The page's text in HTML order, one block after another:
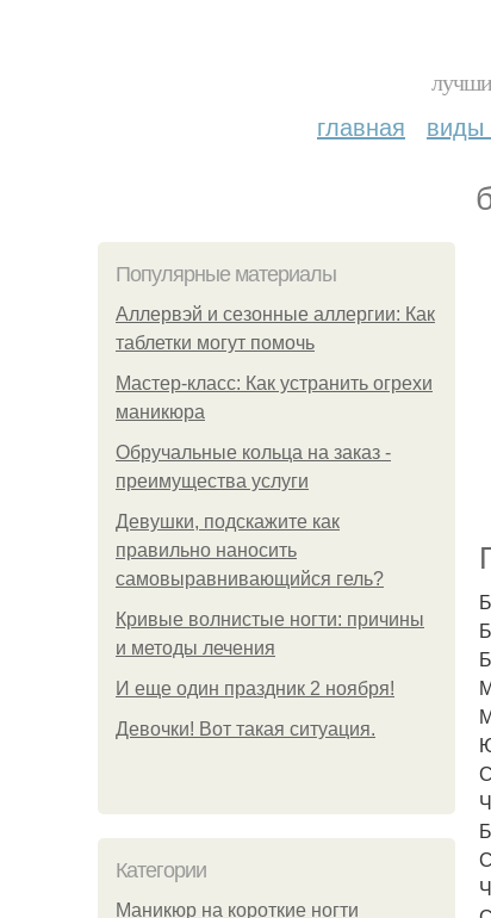
главная виды
Популярные материалы
Аллервэй и сезонные аллергии: Как
таблетки могут помочь
Мастер-класс: Как устранить огрехи
маникюра
Обручальные кольца на заказ -
преимущества услуги
Девушки, подскажите как
правильно наносить
самовыравнивающийся гель?
Кривые волнистые ногти: причины
и методы лечения
И еще один праздник 2 ноября!
Девочки! Вот такая ситуация.
Категории
Маникюр на короткие ногти